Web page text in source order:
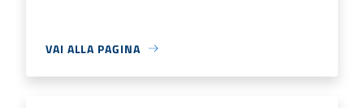
VAI ALLA PAGINA